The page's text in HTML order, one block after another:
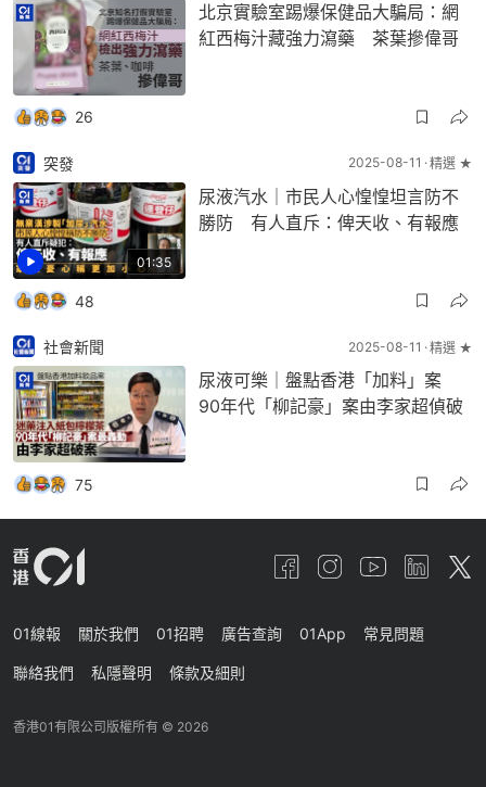
北京實驗室踢爆保健品大騙局：網
紅西梅汁藏強力瀉藥 茶葉摻偉哥
26
01:35
突發 2025-08-11 精選 ★
尿液汽水｜市民人心惶惶坦言防不
勝防 有人直斥：俾天收、有報應
48
社會新聞 2025-08-11 精選 ★
尿液可樂｜盤點香港「加料」案
90年代「柳記豪」案由李家超偵破
75
01線報 關於我們 01招聘 廣告查詢 01App 常見問題
聯絡我們 私隱聲明 條款及細則
香港01有限公司版權所有 © 2026